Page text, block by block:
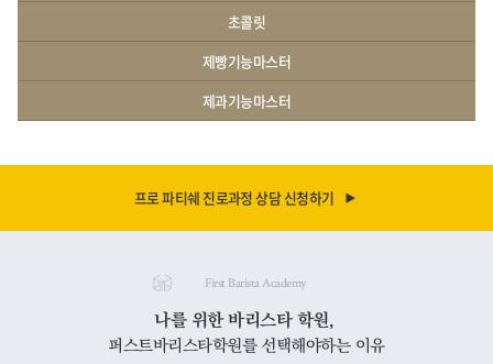
초콜릿
제빵기능마스터
제과기능마스터
프로 파티쉐 진로과정 상담 신청하기
First Barista Academy
나를 위한 바리스타 학원,
퍼스트바리스타학원를 선택해야하는 이유